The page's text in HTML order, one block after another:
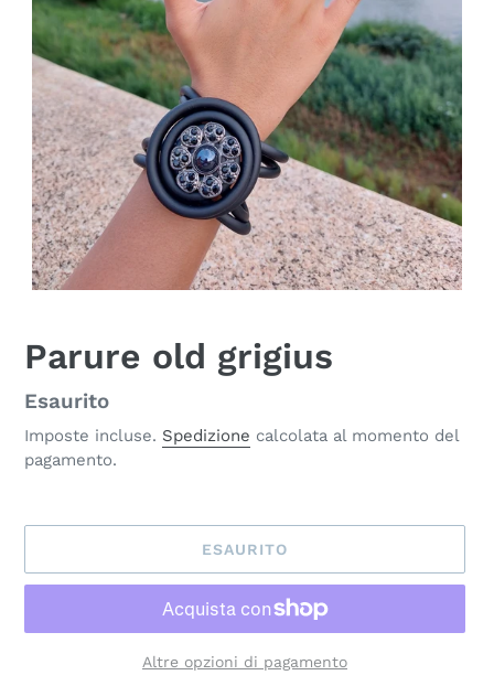
Parure old grigius
Disponibilità
Esaurito
Imposte incluse. Spedizione calcolata al momento del
pagamento.
ESAURITO
Altre opzioni di pagamento